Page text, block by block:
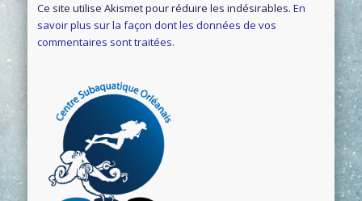
Ce site utilise Akismet pour réduire les indésirables.En
savoir plus sur la façon dont les données de vos
commentaires sont traitées.